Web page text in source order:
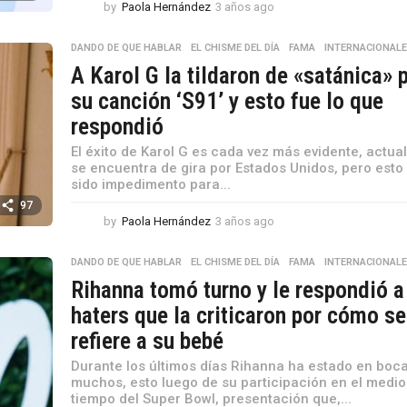
by Paola Hernández 3 años ago
ñ
s
g
97
DANDO DE QUE HABLAR ,EL CHISME DEL DÍA ,FAMA ,
A Karol G la tildaron de «satánica»
su canción ‘S91’ y esto fue lo que
respondió
El éxito de Karol G es cada vez más evidente,
se encuentra de gira por Estados Unidos, pero esto
sido impedimento para...
by Paola Hernández 3 años ago
ñ
s
g
DANDO DE QUE HABLAR ,EL CHISME DEL DÍA ,FAMA ,
Rihanna tomó turno y le respondió
haters que la criticaron por cómo se
refiere a su bebé
Durante los últimos días Rihanna ha estado en
muchos, esto luego de su participación en el medio
tiempo del Super Bowl, presentación que,...